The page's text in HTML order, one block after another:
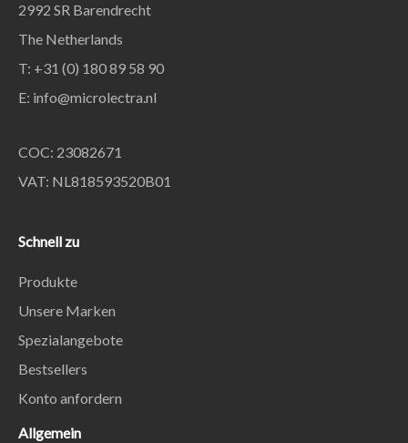
2992 SR Barendrecht
The Netherlands
T: +31 (0) 180 89 58 90
E: info@microlectra.nl
COC: 23082671
VAT: NL818593520B01
Schnell zu
Produkte
Unsere Marken
Spezialangebote
Bestsellers
Konto anfordern
Allgemein